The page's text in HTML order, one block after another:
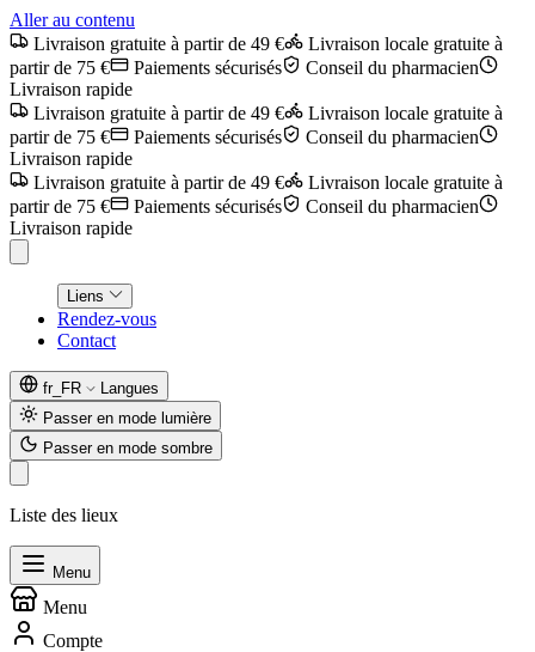
Aller au contenu
Livraison gratuite à partir de 49 €
Livraison locale gratuite à
partir de 75 €
Paiements sécurisés
Conseil du pharmacien
Livraison rapide
Livraison gratuite à partir de 49 €
Livraison locale gratuite à
partir de 75 €
Paiements sécurisés
Conseil du pharmacien
Livraison rapide
Livraison gratuite à partir de 49 €
Livraison locale gratuite à
partir de 75 €
Paiements sécurisés
Conseil du pharmacien
Livraison rapide
Liens
Rendez-vous
Contact
fr_FR
Langues
Passer en mode lumière
Passer en mode sombre
Liste des lieux
Menu
Menu
Compte